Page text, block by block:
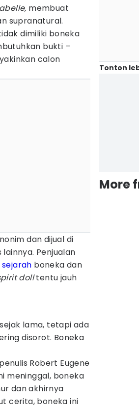
membuat
supranatural.
dimiliki boneka
bukti –
calon
dan dijual di
lainnya. Penjualan
sejarah boneka dan
dolltentu jauh
lama, tetapi ada
disorot. Boneka
Robert Eugene
meninggal, boneka
dan akhirnya
cerita, boneka ini
Tonton
More